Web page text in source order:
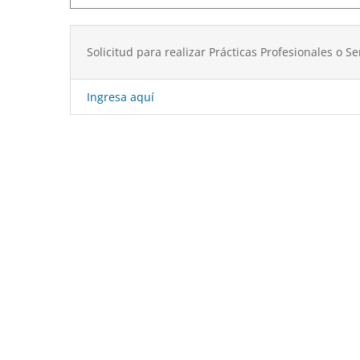
Solicitud para realizar Prácticas Profesionales o
Ingresa aquí